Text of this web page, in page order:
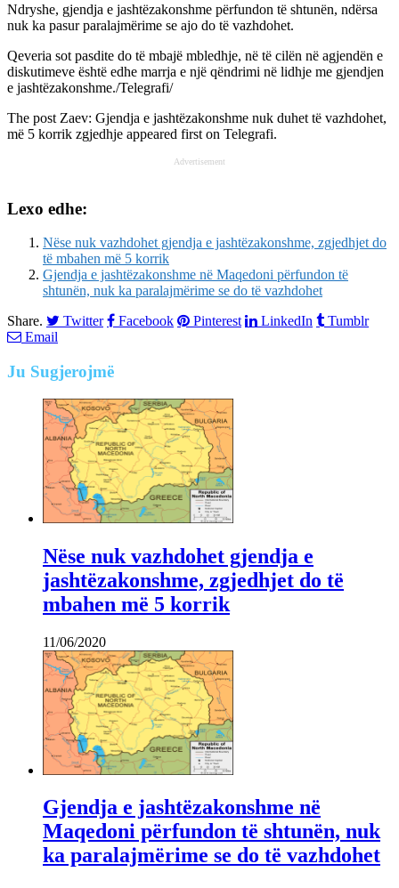
Ndryshe, gjendja e jashtëzakonshme përfundon të shtunën, ndërsa
nuk ka pasur paralajmërime se ajo do të vazhdohet.
Qeveria sot pasdite do të mbajë mbledhje, në të cilën në agjendën e
diskutimeve është edhe marrja e një qëndrimi në lidhje me gjendjen
e jashtëzakonshme./Telegrafi/
The post Zaev: Gjendja e jashtëzakonshme nuk duhet të vazhdohet,
më 5 korrik zgjedhje appeared first on Telegrafi.
Advertisement
Lexo edhe:
Nëse nuk vazhdohet gjendja e jashtëzakonshme, zgjedhjet do
të mbahen më 5 korrik
Gjendja e jashtëzakonshme në Maqedoni përfundon të
shtunën, nuk ka paralajmërime se do të vazhdohet
Share.
Twitter Facebook Pinterest LinkedIn
Tumblr
Email
Ju Sugjerojmë
Nëse nuk vazhdohet gjendja e
jashtëzakonshme, zgjedhjet do të
mbahen më 5 korrik
11/06/2020
Gjendja e jashtëzakonshme në
Maqedoni përfundon të shtunën, nuk
ka paralajmërime se do të vazhdohet